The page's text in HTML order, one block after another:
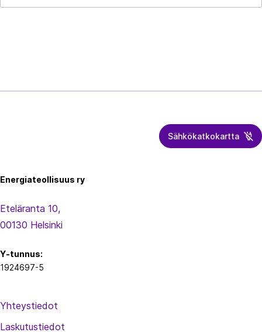
Sähkökatkokartta
Energiateollisuus ry
Eteläranta 10,
00130 Helsinki
Y-tunnus:
1924697-5
Yhteystiedot
Laskutustiedot